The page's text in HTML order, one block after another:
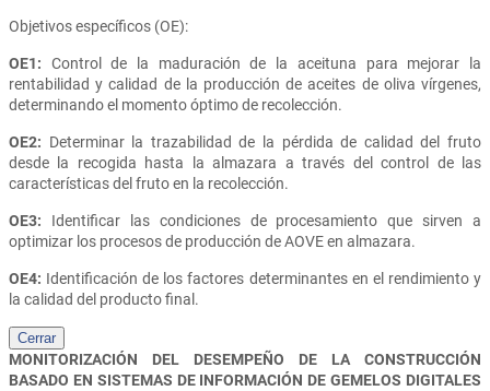
Objetivos específicos (OE):
OE1: Control de la maduración de la aceituna para mejorar la
rentabilidad y calidad de la producción de aceites de oliva vírgenes,
determinando el momento óptimo de recolección.
OE2: Determinar la trazabilidad de la pérdida de calidad del fruto
desde la recogida hasta la almazara a través del control de las
características del fruto en la recolección.
OE3: Identificar las condiciones de procesamiento que sirven a
optimizar los procesos de producción de AOVE en almazara.
OE4: Identificación de los factores determinantes en el rendimiento y
la calidad del producto final.
Cerrar
MONITORIZACIÓN DEL DESEMPEÑO DE LA CONSTRUCCIÓN
BASADO EN SISTEMAS DE INFORMACIÓN DE GEMELOS DIGITALES